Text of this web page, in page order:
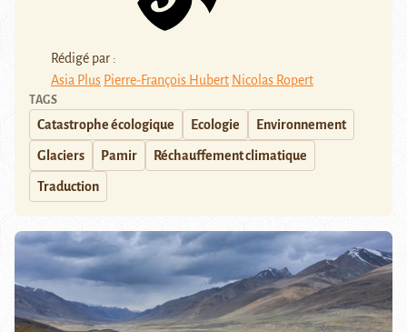
Rédigé par :
Asia Plus Pierre-François Hubert Nicolas Ropert
TAGS
Catastrophe écologique Ecologie Environnement
Glaciers Pamir Réchauffement climatique
Traduction